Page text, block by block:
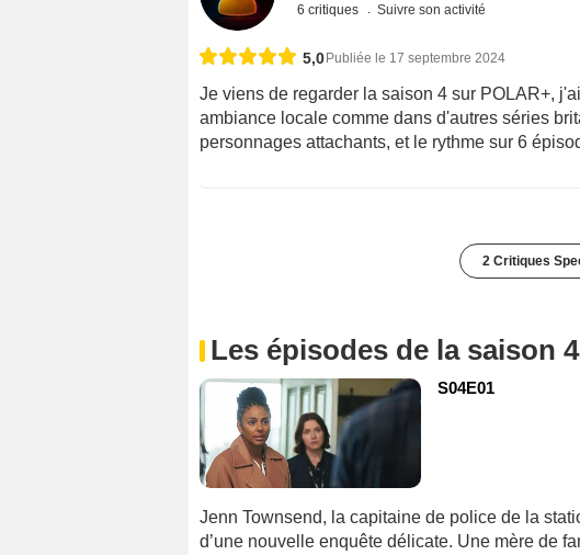
6 critiques Suivre son activité
5,0Publiée le 17 septembre 2024
Je viens de regarder la saison 4 sur POLAR+,
ambiance locale comme dans d'autres séries
personnages attachants, et le rythme sur 6
2 Critiques
Les épisodes de la saison 4
S04E01
Jenn Townsend, la capitaine de police de la
d’une nouvelle enquête délicate. Une mère de